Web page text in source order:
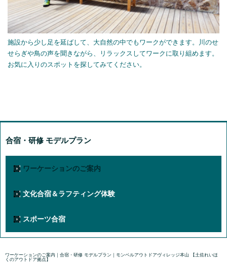
施設から少し足を延ばして、大自然の中でもワークができます。川のせ
せらぎや鳥の声を聞きながら、リラックスしてワークに取り組めます。
お気に入りのスポットを探してみてください。
合宿・研修 モデルプラン
ワーケーションのご案内
文化合宿＆ラフティング体験
スポーツ合宿
ワーケーションのご案内｜合宿・研修 モデルプラン｜モンベルアウトドアヴィレッジ本山 【土佐れいほ
くのアウトドア拠点】